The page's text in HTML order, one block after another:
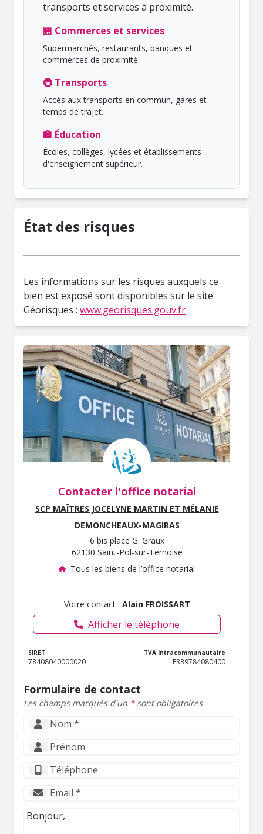
transports et services à proximité.
🏪 Commerces et services
Supermarchés, restaurants, banques et
commerces de proximité.
🚇 Transports
Accès aux transports en commun, gares et
temps de trajet.
🏫 Éducation
Écoles, collèges, lycées et établissements
d'enseignement supérieur.
État des risques
Les informations sur les risques auxquels ce
bien est exposé sont disponibles sur le site
Géorisques : www.georisques.gouv.fr
Contacter l'office notarial
SCP MAÎTRES JOCELYNE MARTIN ET MÉLANIE
DEMONCHEAUX-MAGIRAS
6 bis place G. Graux
62130 Saint-Pol-sur-Ternoise
Tous les biens de l’office notarial
Votre contact : Alain FROISSART
Afficher le téléphone
SIRET
78408040000020
TVA intracommunautaire
FR39784080400
Formulaire de contact
Les champs marqués d'un *sont obligatoires